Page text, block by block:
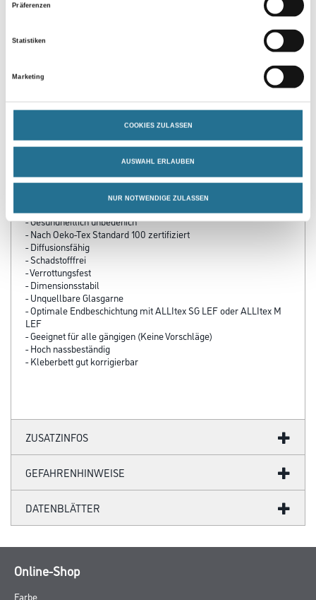
Präferenzen
Statistiken
Marketing
COOKIES ZULASSEN
AUSWAHL ERLAUBEN
NUR NOTWENDIGE ZULASSEN
- Tapezieren ohne Kleber
- Keine Unregelmäßigkeiten durch Kleberauftrag
- Problemlose Reinigung der Arbeitsmittel
- Gesundheitlich unbedenich
- Nach Oeko-Tex Standard 100 zertifiziert
- Diffusionsfähig
- Schadstofffrei
- Verrottungsfest
- Dimensionsstabil
- Unquellbare Glasgarne
- Optimale Endbeschichtung mit ALLItex SG LEF oder ALLItex M
LEF
- Geeignet für alle gängigen (Keine Vorschläge)
- Hoch nassbeständig
- Kleberbett gut korrigierbar
ZUSATZINFOS
GEFAHRENHINWEISE
DATENBLÄTTER
Online-Shop
Farbe